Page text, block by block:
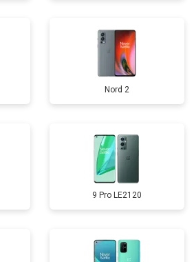
Nord 2
9 Pro LE2120